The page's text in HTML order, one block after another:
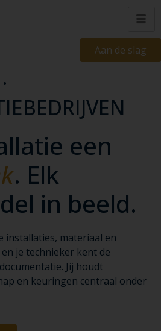
Aan de slag
een
. Elk
in beeld.
installaties, materiaal en
je technieker kent de
Jij houdt
en keuringen centraal onder